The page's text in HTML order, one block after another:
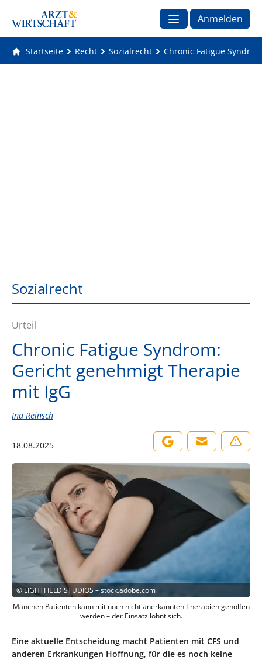
Anmelden
Startseite Recht Sozialrecht Chronic Fatigue
Sozialrecht
Urteil
Chronic Fatigue Syndrom:
Gericht genehmigt Therapie
mit IgG
Ina Reinsch
18.08.2025
© LIGHTFIELD STUDIOS – stock.adobe.com
Manchen Patienten kann mit noch nicht anerkannten Therapien geholfen
werden – der Einsatz lohnt sich.
Eine aktuelle Entscheidung macht Patienten mit CFS und
anderen Erkrankungen Hoffnung, für die es noch keine